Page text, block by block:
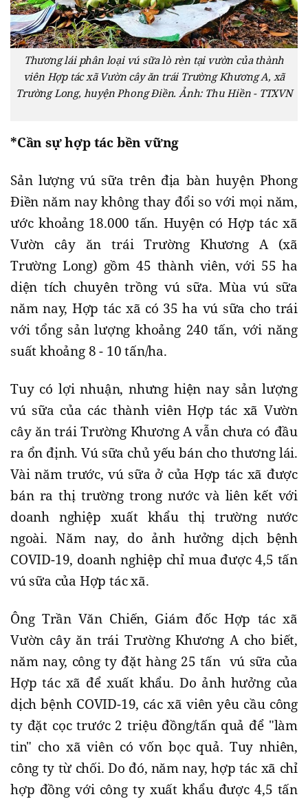
Thương lái phân loại vú sữa lò rèn tại vườn của thành
viên Hợp tác xã Vườn cây ăn trái Trường Khương A, xã
Trường Long, huyện Phong Điền. Ảnh: Thu Hiền - TTXVN
*Cần sự hợp tác bền vững
Sản lượng vú sữa trên địa bàn huyện Phong
Điền năm nay không thay đổi so với mọi năm,
ước khoảng 18.000 tấn. Huyện có Hợp tác xã
Vườn cây ăn trái Trường Khương A (xã
Trường Long) gồm 45 thành viên, với 55 ha
diện tích chuyên trồng vú sữa. Mùa vú sữa
năm nay, Hợp tác xã có 35 ha vú sữa cho trái
với tổng sản lượng khoảng 240 tấn, với năng
suất khoảng 8 - 10 tấn/ha.
Tuy có lợi nhuận, nhưng hiện nay sản lượng
vú sữa của các thành viên Hợp tác xã Vườn
cây ăn trái Trường Khương A vẫn chưa có đầu
ra ổn định. Vú sữa chủ yếu bán cho thương lái.
Vài năm trước, vú sữa ở của Hợp tác xã được
bán ra thị trường trong nước và liên kết với
doanh nghiệp xuất khẩu thị trường nước
ngoài. Năm nay, do ảnh hưởng dịch bệnh
COVID-19, doanh nghiệp chỉ mua được 4,5 tấn
vú sữa của Hợp tác xã.
Ông Trần Văn Chiến, Giám đốc Hợp tác xã
Vườn cây ăn trái Trường Khương A cho biết,
năm nay, công ty đặt hàng 25 tấn vú sữa của
Hợp tác xã để xuất khẩu. Do ảnh hưởng của
dịch bệnh COVID-19, các xã viên yêu cầu công
ty đặt cọc trước 2 triệu đồng/tấn quả để "làm
tin" cho xã viên có vốn bọc quả. Tuy nhiên,
công ty từ chối. Do đó, năm nay, hợp tác xã chỉ
hợp đồng với công ty xuất khẩu được 4,5 tấn